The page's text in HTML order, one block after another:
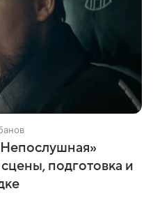
подготовка и